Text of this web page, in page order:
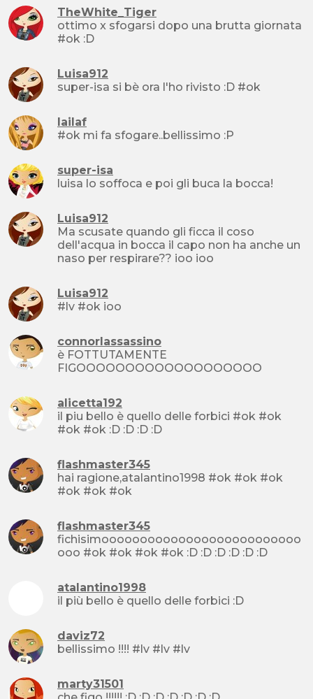
TheWhite_Tiger
ottimo x sfogarsi dopo una brutta giornata
#ok :D
Luisa912
super-isa si bè ora l'ho rivisto :D #ok
lailaf
#ok mi fa sfogare..bellissimo :P
super-isa
luisa lo soffoca e poi gli buca la bocca!
Luisa912
Ma scusate quando gli ficca il coso
dell'acqua in bocca il capo non ha anche un
naso per respirare?? ioo ioo
Luisa912
#lv #ok ioo
connorlassassino
è FOTTUTAMENTE
FIGOOOOOOOOOOOOOOOOOOO
alicetta192
il piu bello è quello delle forbici #ok #ok
#ok #ok :D :D :D :D
flashmaster345
hai ragione,atalantino1998 #ok #ok #ok
#ok #ok #ok
flashmaster345
fichisimoooooooooooooooooooooooooo
ooo #ok #ok #ok #ok :D :D :D :D :D :D
atalantino1998
il più bello è quello delle forbici :D
daviz72
bellissimo !!!! #lv #lv #lv
marty31501